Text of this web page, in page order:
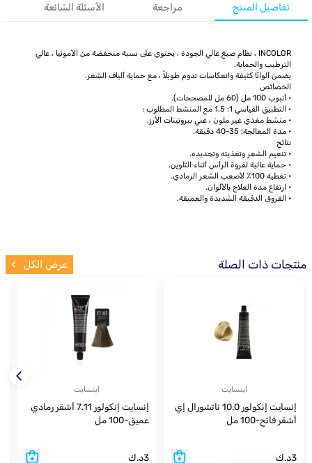
تفاصيل المنتج مراجعة الأسئلة الشائعة
INCOLOR ، نظام صبغ عالي الجودة ، يحتوي على نسبة منخفضة من الأمونيا ، عالي
الترطيب والحماية.
يضمن ألوانًا كثيفة وانعكاسات تدوم طويلاً ، مع حماية ألياف الشعر.
الخصائص
• أنبوب 100 مل (60 مل للمصححات).
• التطبيق القياسي 1: 1.5 مع المنشط المطلوب ؛
• منشط مغذي غير ملون ، غني ببروتينات الأرز.
• مدة المعالجة: 35-40 دقيقة.
نتائج
• تنعيم الشعر وتغذيته وتجديده.
• حماية عالية لفروة الرأس أثناء التلوين.
• تغطية 100٪ لأصعب الشعر الرمادي.
• ارتفاع مدة العلاج بالألوان.
• الفروق الدقيقة الشديدة والعميقة.
منتجات ذات الصلة عرض الكل
اينسايت
إنسايت إنكولور 10.0 ناتشورال إي
أشقر فاتح-100 مل
3د.ك
اينسايت
إنسايت إنكولور 7.11 أشقر رمادي
عميق-100 مل
3د.ك